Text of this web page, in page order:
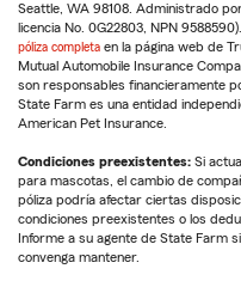
Seattle, WA 98108. Administrado
licencia No. 0G22803, NPN
póliza completa en la página web de
Mutual Automobile Insurance
son responsables financieramente
State Farm es una entidad
American Pet Insurance.
Condiciones preexistentes: Si
para mascotas, el cambio de
póliza podría afectar ciertas
condiciones preexistentes o los
Informe a su agente de State Farm
convenga mantener.